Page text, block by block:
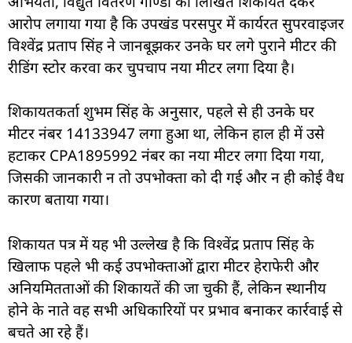
आरोप लगाया गया है कि उपखंड परसपुर में कार्यरत सुपरवाइजर
विश्वेंद्र प्रताप सिंह ने जानबूझकर उनके घर लगे पुराने मीटर की
रीडिंग स्टोर करवा कर चुपचाप नया मीटर लगा दिया है।
शिकायतकर्ता शुभम सिंह के अनुसार, पहले से ही उनके घर
मीटर नंबर 14133947 लगा हुआ था, लेकिन हाल ही में उसे
हटाकर CPA1895992 नंबर का नया मीटर लगा दिया गया,
जिसकी जानकारी न तो उपभोक्ता को दी गई और न ही कोई वैध
कारण बताया गया।
शिकायत पत्र में यह भी उल्लेख है कि विश्वेंद्र प्रताप सिंह के
खिलाफ पहले भी कई उपभोक्ताओं द्वारा मीटर हेराफेरी और
अनियमितताओं की शिकायतें की जा चुकी हैं, लेकिन स्थानीय
होने के नाते वह सभी अधिकारियों पर प्रभाव बनाकर कार्रवाई से
बचते आ रहे हैं।